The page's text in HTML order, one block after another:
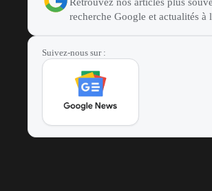
recherche Google et actualités à
Suivez-nous sur :